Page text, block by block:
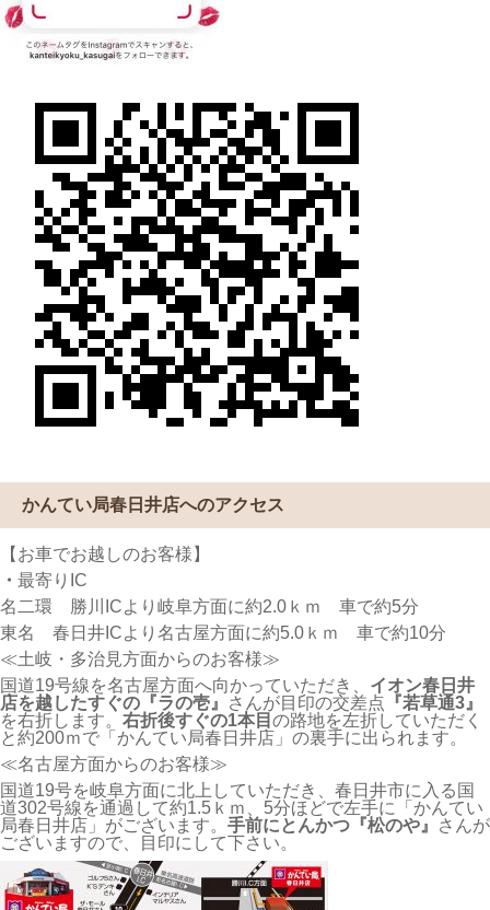
かんてい局春日井店へのアクセス
【お車でお越しのお客様】
・ 最寄りIC
名二環 勝川ICより岐阜方面に約2.0ｋｍ 車で約5分
東名 春日井ICより名古屋方面に約5.0ｋｍ 車で約10分
≪土岐・多治見方面からのお客様≫
国道19号線を名古屋方面へ向かっていただき、 イオン春日井
店を越したすぐの『ラの壱』
さんが目印の交差点 『若草通3』
を右折します。 右折後すぐの1本目 の路地を左折していただく
と約200ｍで「かんてい局春日井店」の裏手に出られます。
≪名古屋方面からのお客様≫
国道19号を岐阜方面に北上していただき、春日井市に入る国
道302号線を通過して約1.5ｋｍ、5分ほどで左手に「かんてい
局春日井店」がございます。 手前にとんかつ『松のや』
さんが
ございますので、目印にして下さい。